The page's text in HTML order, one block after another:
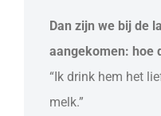
Dan zijn we bij de
aangekomen: hoe
“Ik drink hem het
melk.”